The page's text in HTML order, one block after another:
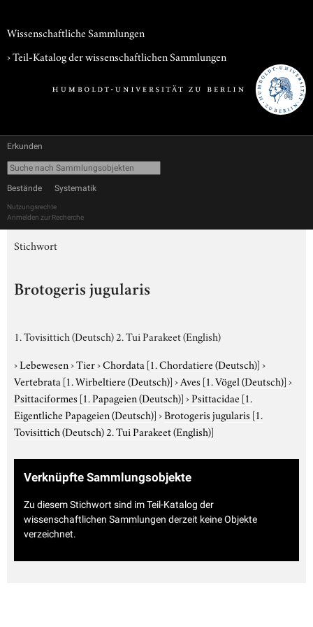
Wissenschaftliche Sammlungen
› Teil-Katalog der wissenschaftlichen Sammlungen
Erkunden
Bestände Systematik
Nutzungsrechte
Anmelden zur Recherche
Stichwort
Brotogeris jugularis
1. Tovisittich (Deutsch) 2. Tui Parakeet (English)
›Lebewesen›Tier›Chordata [1. Chordatiere (Deutsch)]›
Vertebrata [1. Wirbeltiere (Deutsch)]›Aves [1. Vögel (Deutsch)]›
Psittaciformes [1. Papageien (Deutsch)]›Psittacidae [1.
Eigentliche Papageien (Deutsch)]›Brotogeris jugularis [1.
Tovisittich (Deutsch) 2. Tui Parakeet (English)]
Verknüpfte Sammlungsobjekte
Zu diesem Stichwort sind im Teil-Katalog der
wissenschaftlichen Sammlungen derzeit keine Objekte
verzeichnet.